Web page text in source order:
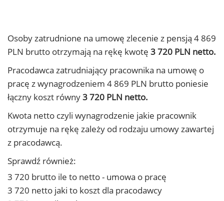
Osoby zatrudnione na umowę zlecenie z pensją 4 869
PLN brutto otrzymają na rękę kwotę 3 720 PLN netto.
Pracodawca zatrudniający pracownika na umowę o
pracę z wynagrodzeniem 4 869 PLN brutto poniesie
łączny koszt równy3 720 PLN netto.
Kwota netto czyli wynagrodzenie jakie pracownik
otrzymuje na rękę zależy od rodzaju umowy zawartej
z pracodawcą.
Sprawdź również:
3 720 brutto ile to netto - umowa o pracę
3 720 netto jaki to koszt dla pracodawcy